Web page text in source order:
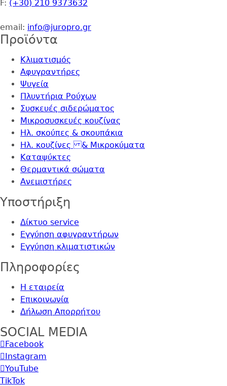
F: (+30) 210 9373632
email: info@juropro.gr
Προϊόντα
Κλιματισμός
Αφυγραντήρες
Ψυγεία
Πλυντήρια Ρούχων
Συσκευές σιδερώματος
Μικροσυσκευές κουζίνας
Ηλ. σκούπες & σκουπάκια
Ηλ. κουζίνες & Μικροκύματα
Καταψύκτες
Θερμαντικά σώματα
Ανεμιστήρες
Yποστήριξη
Δίκτυο service
Εγγύηση αφυγραντήρων
Εγγύηση κλιματιστικών
Πληροφορίες
Η εταιρεία
Επικοινωνία
Δήλωση Απορρήτου
SOCIAL MEDIA
Facebook
Instagram
YouTube
TikTok